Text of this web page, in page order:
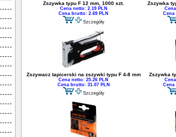
Zszywka typu F 12 mm, 1000 szt.
Cena netto: 2.19 PLN
Cena brutto: 2.69 PLN
Szczegóły
Zszywka
Cena
Zszywacz tapicerski na zszywki typu F 4-8 mm
Cena netto: 25.26 PLN
Cena brutto: 31.07 PLN
Szczegóły
Zszywka
Cena